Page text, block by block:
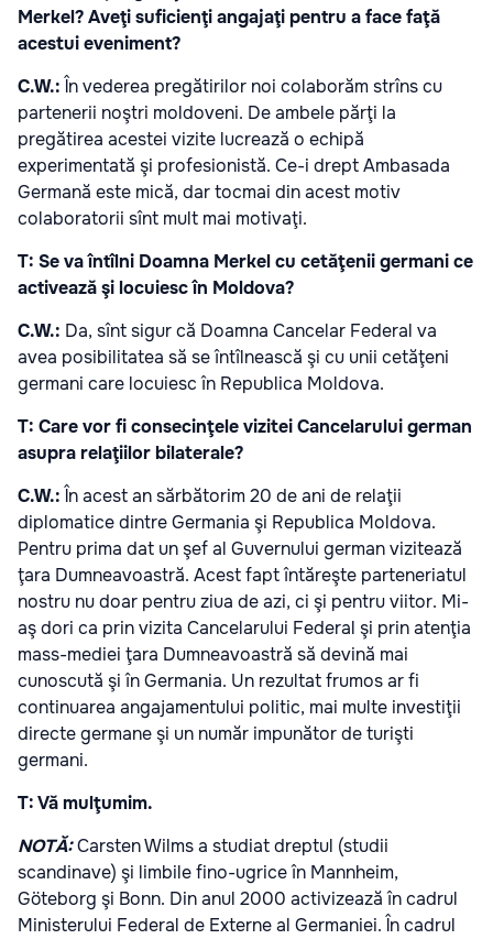
Merkel? Aveţi suficienţi angajaţi pentru a face faţă
acestui eveniment?
C.W.: În vederea pregătirilor noi colaborăm strîns cu
partenerii noştri moldoveni. De ambele părţi la
pregătirea acestei vizite lucrează o echipă
experimentată şi profesionistă. Ce-i drept Ambasada
Germană este mică, dar tocmai din acest motiv
colaboratorii sînt mult mai motivaţi.
T: Se va întîlni Doamna Merkel cu cetăţenii germani ce
activează şi locuiesc în Moldova?
C.W.: Da, sînt sigur că Doamna Cancelar Federal va
avea posibilitatea să se întîlnească şi cu unii cetăţeni
germani care locuiesc în Republica Moldova.
T: Care vor fi consecinţele vizitei Cancelarului german
asupra relaţiilor bilaterale?
C.W.: În acest an sărbătorim 20 de ani de relaţii
diplomatice dintre Germania şi Republica Moldova.
Pentru prima dat un şef al Guvernului german vizitează
ţara Dumneavoastră. Acest fapt întăreşte parteneriatul
nostru nu doar pentru ziua de azi, ci şi pentru viitor. Mi-
aş dori ca prin vizita Cancelarului Federal şi prin atenţia
mass-mediei ţara Dumneavoastră să devină mai
cunoscută şi în Germania. Un rezultat frumos ar fi
continuarea angajamentului politic, mai multe investiţii
directe germane şi un număr impunător de turişti
germani.
T: Vă mulţumim.
NOTĂ:Carsten Wilms a studiat dreptul (studii
scandinave) şi limbile fino-ugrice în Mannheim,
Göteborg şi Bonn. Din anul 2000 activizează în cadrul
Ministerului Federal de Externe al Germaniei. În cadrul